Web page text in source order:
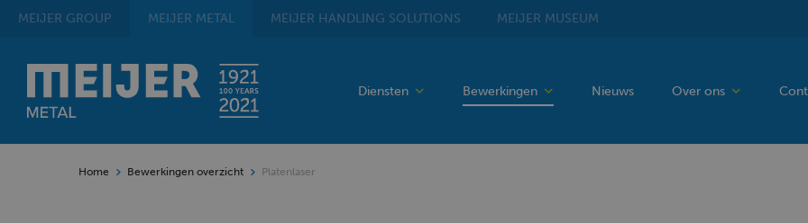
MEIJER GROUP MEIJER METAL MEIJER HANDLING SOLUTIONS MEIJER MUSEUM
Diensten Bewerkingen Nieuws Over ons
Home Bewerkingen overzicht Platenlaser